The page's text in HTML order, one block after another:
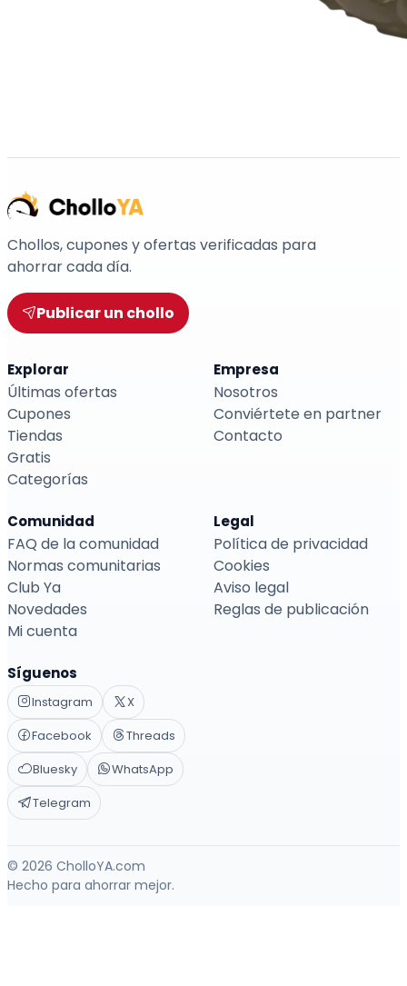
Chollos, cupones y ofertas verificadas para
ahorrar cada día.
Publicar un chollo
Explorar
Últimas ofertas
Cupones
Tiendas
Gratis
Categorías
Empresa
Nosotros
Conviértete en partner
Contacto
Comunidad
FAQ de la comunidad
Normas comunitarias
Club Ya
Novedades
Mi cuenta
Legal
Política de privacidad
Cookies
Aviso legal
Reglas de publicación
Síguenos
Instagram
X
Facebook
Threads
Bluesky
WhatsApp
Telegram
© 2026 CholloYA.com
Hecho para ahorrar mejor.